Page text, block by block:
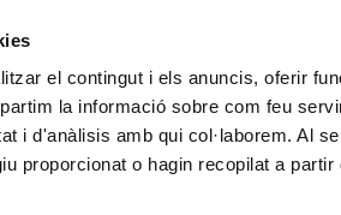
el contingut i els anuncis, oferir
la informació sobre com feu
i d'anàlisis amb qui col·laborem. Al
proporcionat o hagin recopilat a